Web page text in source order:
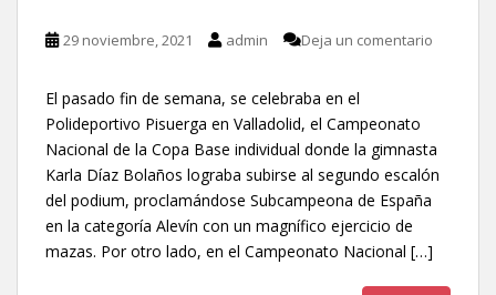
29 noviembre, 2021 admin Deja un comentario
El pasado fin de semana, se celebraba en el
Polideportivo Pisuerga en Valladolid, el Campeonato
Nacional de la Copa Base individual donde la gimnasta
Karla Díaz Bolaños lograba subirse al segundo escalón
del podium, proclamándose Subcampeona de España
en la categoría Alevín con un magnífico ejercicio de
mazas. Por otro lado, en el Campeonato Nacional […]